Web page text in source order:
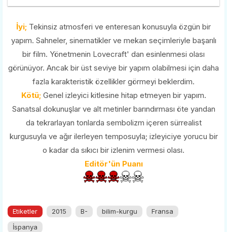
İyi; Tekinsiz atmosferi ve enteresan konusuyla özgün bir
yapım. Sahneler, sinematikler ve mekan seçimleriyle başarılı
bir film. Yönetmenin Lovecraft' dan esinlenmesi olası
görünüyor. Ancak bir üst seviye bir yapım olabilmesi için daha
fazla karakteristik özellikler görmeyi beklerdim.
Kötü;Genel izleyici kitlesine hitap etmeyen bir yapım.
Sanatsal dokunuşlar ve alt metinler barındırması öte yandan
da tekrarlayan tonlarda sembolizm içeren sürrealist
kurgusuyla ve ağır ilerleyen temposuyla; izleyiciye yorucu bir
o kadar da sıkıcı bir izlenim vermesi olası.
Editör'ün Puanı
Etiketler 2015 B- bilim-kurgu
Fransa
İspanya